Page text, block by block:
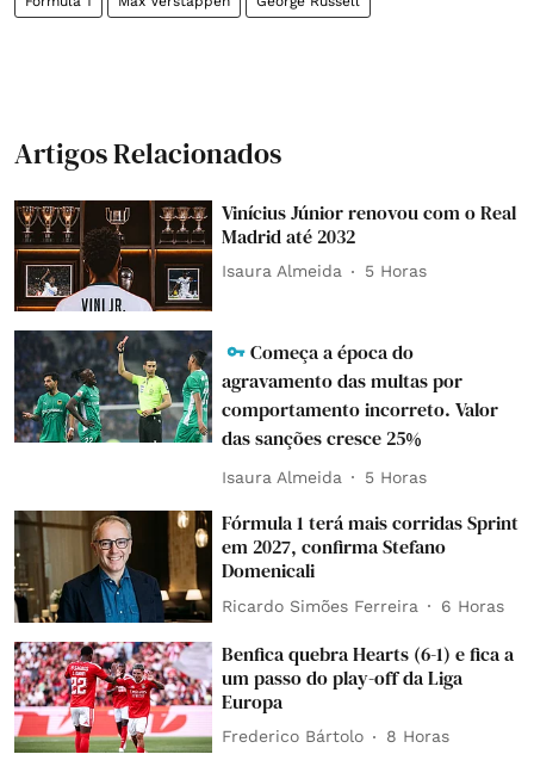
Artigos Relacionados
Vinícius Júnior renovou com o Real
Madrid até 2032
Isaura Almeida 5 Horas
Começa a época do
agravamento das multas por
comportamento incorreto. Valor
das sanções cresce 25%
Isaura Almeida 5 Horas
Fórmula 1 terá mais corridas Sprint
em 2027, confirma Stefano
Domenicali
Ricardo Simões Ferreira 6 Horas
Benfica quebra Hearts (6-1) e fica a
um passo do play-off da Liga
Europa
Frederico Bártolo 8 Horas